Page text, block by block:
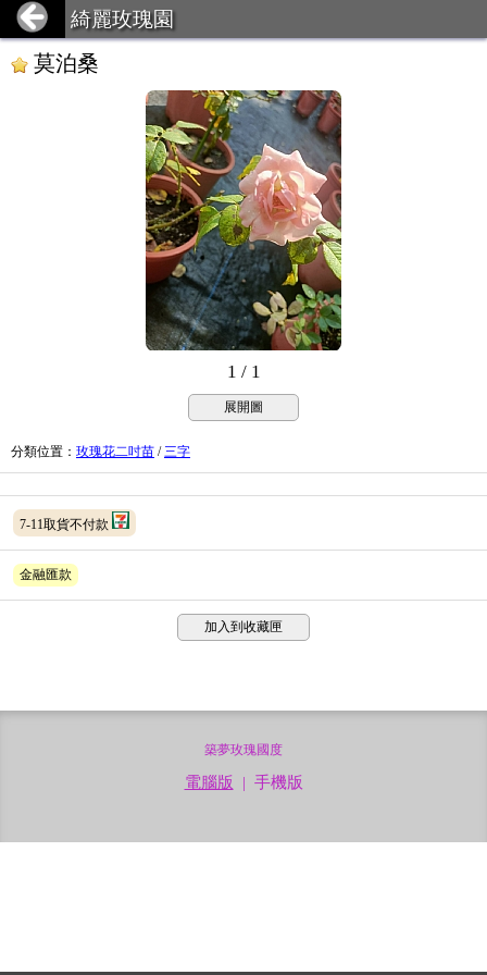
綺麗玫瑰園
莫泊桑
1 / 1
展開圖
分類位置 ： 玫瑰花二吋苗 /三字
7-11取貨不付款
金融匯款
加入到收藏匣
築夢玫瑰國度
電腦版 | 手機版